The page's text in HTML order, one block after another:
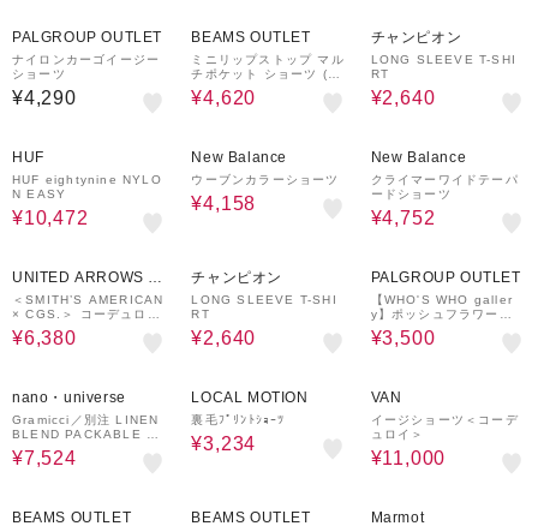
PALGROUP OUTLET
ナイロンカーゴイージー
ショーツ
¥4,290
BEAMS OUTLET
ミニリップストップ マル
チポケット ショーツ (吸
水速乾・水陸両用)
¥4,620
チャンピオン
LONG SLEEVE T-SHI
RT
¥2,640
HUF
HUF eightynine NYLO
N EASY
¥10,472
New Balance
ウーブンカラーショーツ
¥4,158
New Balance
クライマーワイドテーパ
ードショーツ
¥4,752
UNITED ARROWS O
UTLET
＜SMITH’S AMERICAN
× CGS.＞ コーデュロイ
バギー ショーツ
¥6,380
チャンピオン
LONG SLEEVE T-SHI
RT
¥2,640
PALGROUP OUTLET
【WHO'S WHO galler
y】ポッシュフラワーシ
ョーツ
¥3,500
nano・universe
Gramicci／別注 LINEN
BLEND PACKABLE SH
ORT
¥7,524
LOCAL MOTION
裏毛ﾌﾟﾘﾝﾄｼｮｰﾂ
¥3,234
VAN
イージショーツ＜コーデ
ュロイ＞
¥11,000
BEAMS OUTLET BEAMS OUTLET Marmot